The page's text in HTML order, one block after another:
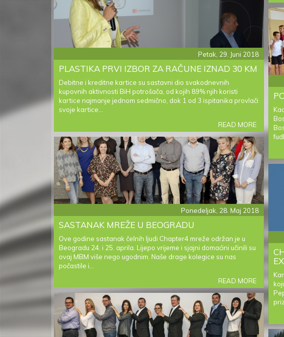
Petak, 29. Juni 2018
PLASTIKA PRVI IZBOR ZA RAČUNE IZNAD 30 KM
Debitne i kreditne kartice su sastavni dio svakodnevnih
kupovnih aktivnosti BiH potrošača, od kojih 89% njih koristi
kartice najmanje jednom sedmično, dok 1 od 3 ispitanika provlači
svoje kartice...
READ MOREABOUT
PLASTIKA
PRVI
IZBOR
ZA
RAČUNE
IZNAD
30
KM
Ponedeljak, 28. Maj 2018
SASTANAK MREŽE U BEOGRADU
Ove godine sastanak čelnih ljudi Chapter4 mreže održan je u
Beogradu 24. i 25. aprila. Lijepo vrijeme i sjajni domaćini učinili su
ovaj MBM više nego ugodnim. Naše drage kolegice su nas
počastile i...
READ MOREABOUT
MREŽE